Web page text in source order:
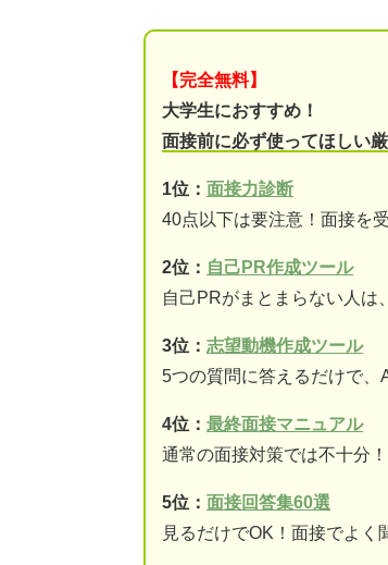
【完全無料】
大学生におすすめ！
面接前に必ず使ってほしい
1位： 面接力診断
40点以下は要注意！面接を
2位： 自己PR作成ツール
自己PRがまとまらない人は
3位： 志望動機作成ツール
5つの質問に答えるだけで、
4位： 最終面接マニュアル
通常の面接対策では不十分
5位： 面接回答集60選
見るだけでOK！面接でよく